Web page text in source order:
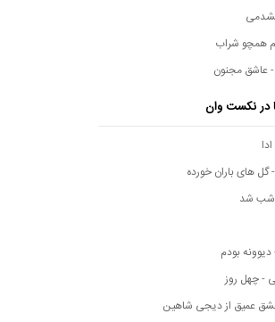
همچو شراب
- عاشق مجنون
در نکست وان
گل های باران خورده
شب شد
بودم
چهل روز
عشق عمیق از دیجی شاهین